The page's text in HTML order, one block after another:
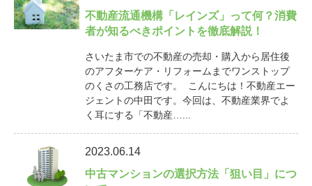
不動産流通機構「レインズ」って何？消費
者が知るべきポイントを徹底解説！
さいたま市での不動産の売却・購入から居住後
のアフターケア・リフォームまでワンストップ
のくさの工務店です。 こんにちは！不動産エー
ジェントの中田です。今回は、不動産業界でよ
く耳にする「不動産…...
2023.06.14
中古マンションの選択方法「狙い目」につ